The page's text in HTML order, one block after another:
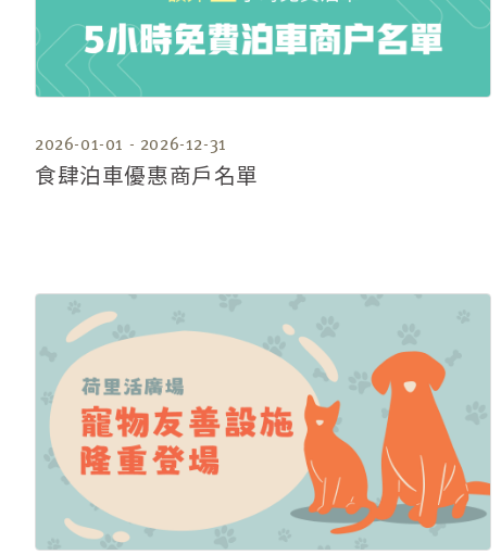
2026-01-01 - 2026-12-31
食肆泊車優惠商戶名單